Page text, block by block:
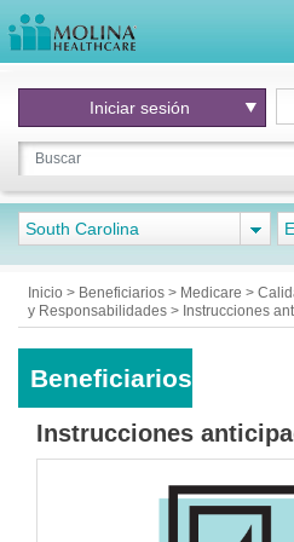
Iniciar sesión
South Carolina
Inicio > Beneficiarios > Medicare >
y Responsabilidades > Instrucciones
Beneficiarios
Instrucciones